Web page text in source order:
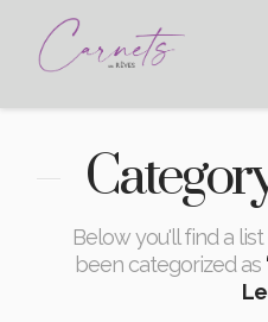
Below you'll find a
been categorized as